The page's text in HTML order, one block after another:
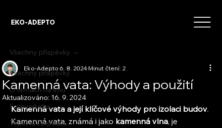
EKO-ADEPTO
Všechny příspěvky
O firmách na trhu
Fotovoltaika
Tepelná čerpadla
Všechny příspěvky
Kamenná vata: Výhody a použití
Eko-Adepto6. 8. 2024Minut čtení: 2
Aktualizováno: 16. 9. 2024
Kamenná vata a její klíčové výhody pro izolaci budov.
Kamenná vata, známá i jako kamenná vlna, je